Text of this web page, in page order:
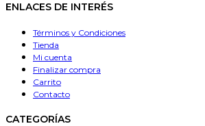
ENLACES DE INTERÉS
Términos y Condiciones
Tienda
Mi cuenta
Finalizar compra
Carrito
Contacto
CATEGORÍAS